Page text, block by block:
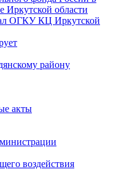
Иркутской области
ОГКУ КЦ Иркутской
району
акты
воздействия